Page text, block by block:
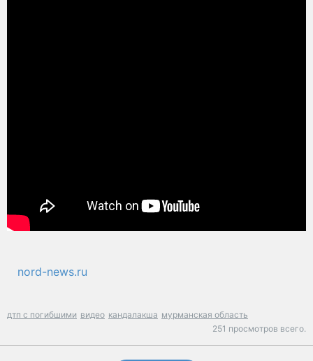
nord-news.ru
дтп с погибшими видео кандалакша мурманская область
251 просмотров всего.